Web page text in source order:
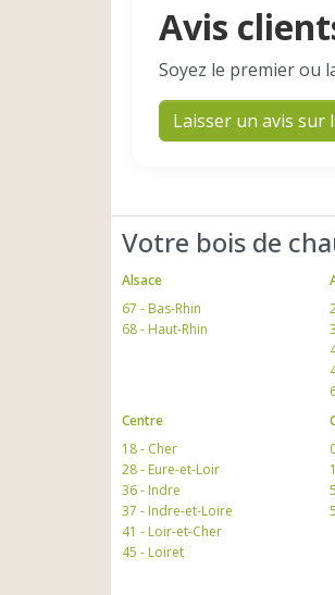
Avis
Soyez le premier ou
Laisser un avis sur
Votre bois de
Alsace
67 - Bas-Rhin
68 - Haut-Rhin
Centre
18 - Cher
28 - Eure-et-Loir
36 - Indre
37 - Indre-et-Loire
41 - Loir-et-Cher
45 - Loiret